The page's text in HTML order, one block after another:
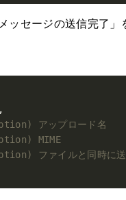
ッセージの送信完了」
// (Option) MIME